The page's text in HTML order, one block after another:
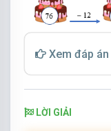
Xem đáp án
LỜI GIẢI